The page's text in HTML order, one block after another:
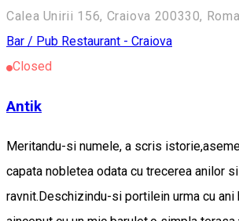
Calea Unirii 156, Craiova 200330,
Bar / Pub Restaurant - Craiova
Closed
Antik
Meritandu-si numele, a scris
capata nobletea odata cu trecerea anilor
ravnit.Deschizindu-si portilein urma cu ani